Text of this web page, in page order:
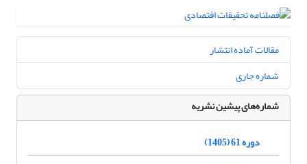
مقالات آماده انتشار
شماره جاری
شماره‌های پیشین نشریه
دوره 61 (1405)